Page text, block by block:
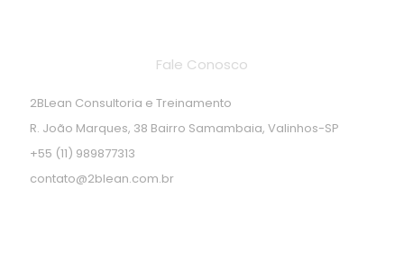
Fale Conosco
2BLean Consultoria e Treinamento
R. João Marques, 38 Bairro Samambaia, Valinhos-SP
+55 (11) 989877313
contato@2blean.com.br